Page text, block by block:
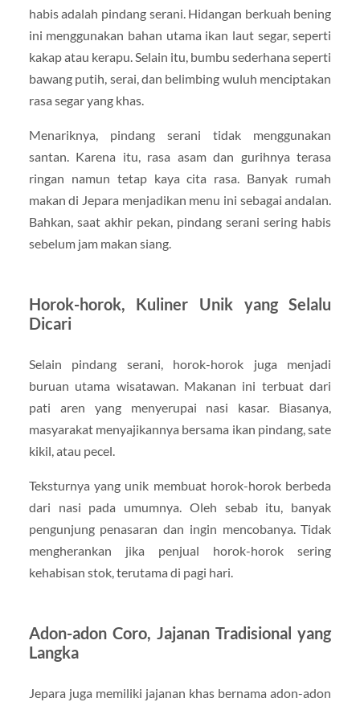
habis adalah pindang serani. Hidangan berkuah bening
ini menggunakan bahan utama ikan laut segar, seperti
kakap atau kerapu. Selain itu, bumbu sederhana seperti
bawang putih, serai, dan belimbing wuluh menciptakan
rasa segar yang khas.
Menariknya, pindang serani tidak menggunakan
santan. Karena itu, rasa asam dan gurihnya terasa
ringan namun tetap kaya cita rasa. Banyak rumah
makan di Jepara menjadikan menu ini sebagai andalan.
Bahkan, saat akhir pekan, pindang serani sering habis
sebelum jam makan siang.
Horok-horok, Kuliner Unik yang Selalu
Dicari
Selain pindang serani, horok-horok juga menjadi
buruan utama wisatawan. Makanan ini terbuat dari
pati aren yang menyerupai nasi kasar. Biasanya,
masyarakat menyajikannya bersama ikan pindang, sate
kikil, atau pecel.
Teksturnya yang unik membuat horok-horok berbeda
dari nasi pada umumnya. Oleh sebab itu, banyak
pengunjung penasaran dan ingin mencobanya. Tidak
mengherankan jika penjual horok-horok sering
kehabisan stok, terutama di pagi hari.
Adon-adon Coro, Jajanan Tradisional yang
Langka
Jepara juga memiliki jajanan khas bernama adon-adon